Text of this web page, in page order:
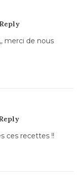
Reply
merci de nous
ces recettes !!